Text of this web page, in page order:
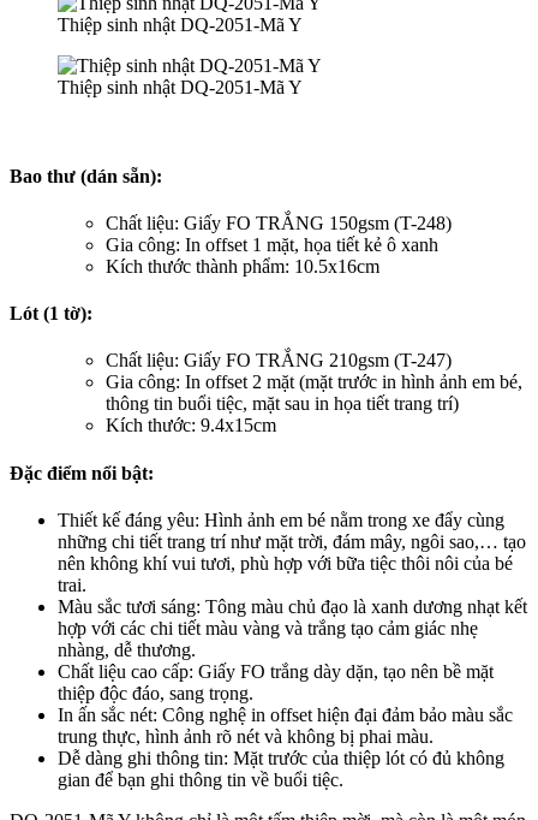
Thiệp sinh nhật DQ-2051-Mã Y
Thiệp sinh nhật DQ-2051-Mã Y
Bao thư (dán sẵn):
Chất liệu: Giấy FO TRẮNG 150gsm (T-248)
Gia công: In offset 1 mặt, họa tiết kẻ ô xanh
Kích thước thành phẩm: 10.5x16cm
Lót (1 tờ):
Chất liệu: Giấy FO TRẮNG 210gsm (T-247)
Gia công: In offset 2 mặt (mặt trước in hình ảnh em bé,
thông tin buổi tiệc, mặt sau in họa tiết trang trí)
Kích thước: 9.4x15cm
Đặc điểm nổi bật:
Thiết kế đáng yêu: Hình ảnh em bé nằm trong xe đẩy cùng
những chi tiết trang trí như mặt trời, đám mây, ngôi sao,… tạo
nên không khí vui tươi, phù hợp với bữa tiệc thôi nôi của bé
trai.
Màu sắc tươi sáng: Tông màu chủ đạo là xanh dương nhạt kết
hợp với các chi tiết màu vàng và trắng tạo cảm giác nhẹ
nhàng, dễ thương.
Chất liệu cao cấp: Giấy FO trắng dày dặn, tạo nên bề mặt
thiệp độc đáo, sang trọng.
In ấn sắc nét: Công nghệ in offset hiện đại đảm bảo màu sắc
trung thực, hình ảnh rõ nét và không bị phai màu.
Dễ dàng ghi thông tin: Mặt trước của thiệp lót có đủ không
gian để bạn ghi thông tin về buổi tiệc.